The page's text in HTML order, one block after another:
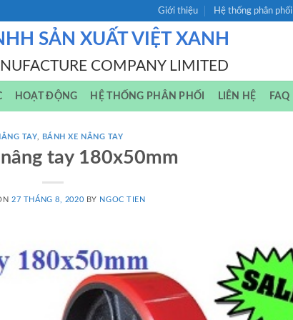
Giới thiệu Hệ thống phân phối
SẢN XUẤT VIỆT XANH
COMPANY LIMITED
HOẠT ĐỘNG HỆ THỐNG PHÂN PHỐI LIÊN HỆ FAQ
TAY, BÁNH XE NÂNG TAY
nâng tay 180x50mm
27 THÁNG 8, 2020 BY NGOC TIEN